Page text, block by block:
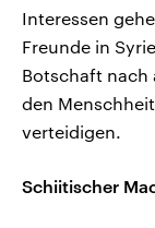
Interessen
Freunde in
Botschaft nach
den
verteidigen.
Schiitischer